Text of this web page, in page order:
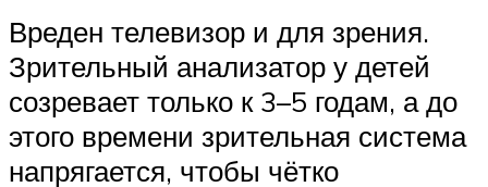
Вреден телевизор и для зрения.
Зрительный анализатор у детей
созревает только к 3–5 годам, а до
этого времени зрительная система
напрягается, чтобы чётко